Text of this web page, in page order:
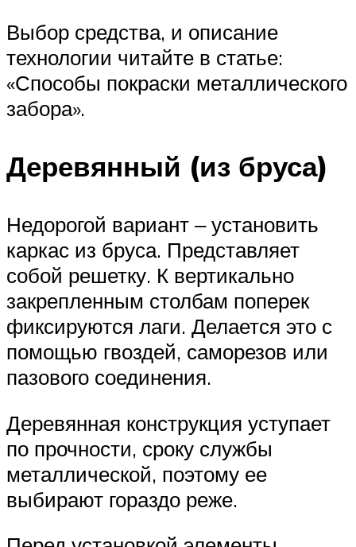
Выбор средства, и описание
технологии читайте в статье:
«Способы покраски металлического
забора».
Деревянный (из бруса)
Недорогой вариант ‒ установить
каркас из бруса. Представляет
собой решетку. К вертикально
закрепленным столбам поперек
фиксируются лаги. Делается это с
помощью гвоздей, саморезов или
пазового соединения.
Деревянная конструкция уступает
по прочности, сроку службы
металлической, поэтому ее
выбирают гораздо реже.